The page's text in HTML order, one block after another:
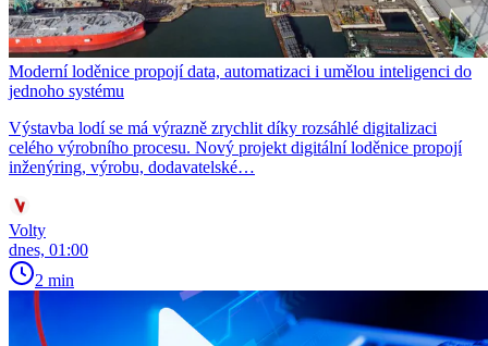
Moderní loděnice propojí data, automatizaci i umělou inteligenci do
jednoho systému
Výstavba lodí se má výrazně zrychlit díky rozsáhlé digitalizaci
celého výrobního procesu. Nový projekt digitální loděnice propojí
inženýring, výrobu, dodavatelské…
Volty
dnes, 01:00
2 min